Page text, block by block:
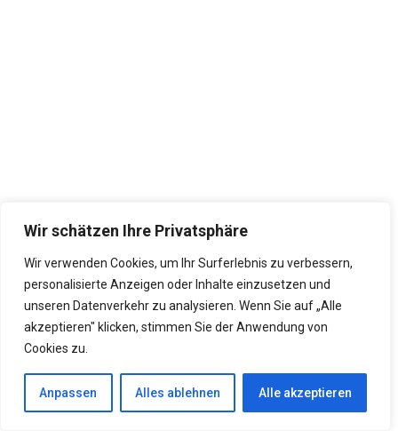
Wir schätzen Ihre Privatsphäre
Wir verwenden Cookies, um Ihr Surferlebnis zu verbessern,
personalisierte Anzeigen oder Inhalte einzusetzen und
unseren Datenverkehr zu analysieren. Wenn Sie auf „Alle
akzeptieren" klicken, stimmen Sie der Anwendung von
Cookies zu.
Anpassen Alles ablehnen Alle akzeptieren
Jusup Wilkosz, auch bekannt als „Der deutsche Titan“,
war einer der ersten deutschen Bodybuilder, der
international für Furore sorgte.
Mit seinem beeindruckenden Auftritt bei Olympia und